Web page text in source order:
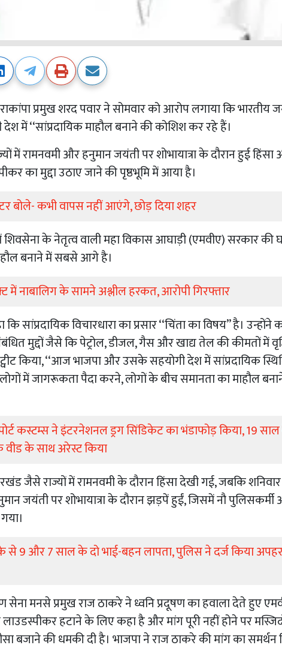
राकांपा प्रमुख शरद पवार ने सोमवार को आरोप लगाया कि भारतीय
में ‘‘सांप्रदायिक माहौल बनाने की कोशिश कर रहे हैं।
में रामनवमी और हनुमान जयंती पर शोभायात्रा के दौरान हुई हिंसा
का मुद्दा उठाए जाने की पृष्ठभूमि में आया है।
बोले- कभी वापस नहीं आएंगे, छोड़ दिया शहर
शिवसेना के नेतृत्व वाली महा विकास आघाड़ी (एमवीए) सरकार की
बनाने में सबसे आगे है।
में नाबालिग के सामने अश्लील हरकत, आरोपी गिरफ्तार
सांप्रदायिक विचारधारा का प्रसार ‘‘चिंता का विषय’’ है। उन्होंने
मुद्दों जैसे कि पेट्रोल, डीजल, गैस और खाद्य तेल की कीमतों में
किया, ‘‘आज भाजपा और उसके सहयोगी देश में सांप्रदायिक
में जागरूकता पैदा करने, लोगों के बीच समानता का माहौल
कस्टम्स ने इंटरनेशनल ड्रग सिंडिकेट का भंडाफोड़ किया, 19
वीड के साथ अरेस्ट किया
जैसे राज्यों में रामनवमी के दौरान हिंसा देखी गई, जबकि
जयंती पर शोभायात्रा के दौरान झड़पें हुईं, जिसमें नौ
से 9 और 7 साल के दो भाई-बहन लापता, पुलिस ने दर्ज किया
सेना मनसे प्रमुख राज ठाकरे ने ध्वनि प्रदूषण का हवाला देते हुए
हटाने के लिए कहा है और मांग पूरी नहीं होने पर
बजाने की धमकी दी है। भाजपा ने राज ठाकरे की मांग का समर्थन